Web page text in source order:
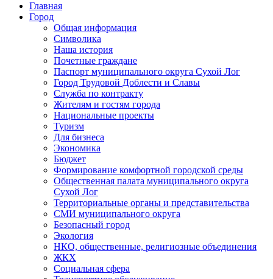
Главная
Город
Общая информация
Символика
Наша история
Почетные граждане
Паспорт муниципального округа Сухой Лог
Город Трудовой Доблести и Славы
Служба по контракту
Жителям и гостям города
Национальные проекты
Туризм
Для бизнеса
Экономика
Бюджет
Формирование комфортной городской среды
Общественная палата муниципального округа
Сухой Лог
Территориальные органы и представительства
СМИ муниципального округа
Безопасный город
Экология
НКО, общественные, религиозные объединения
ЖКХ
Социальная сфера